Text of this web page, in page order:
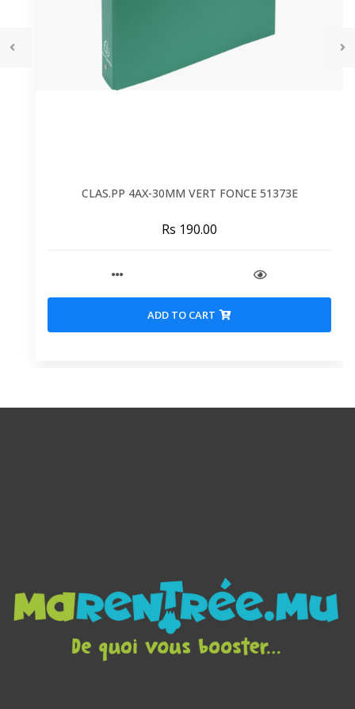
CLAS.PP 4AX-30MM VERT FONCE 51373E
Rs 190.00
ADD TO CART